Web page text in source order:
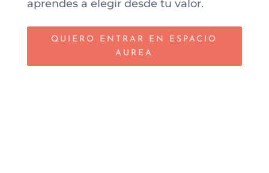
aprendes a elegir desde tu valor.
QUIERO ENTRAR EN ESPACIO
AUREA